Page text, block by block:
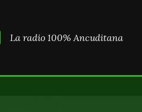
La radio 100% Ancuditana